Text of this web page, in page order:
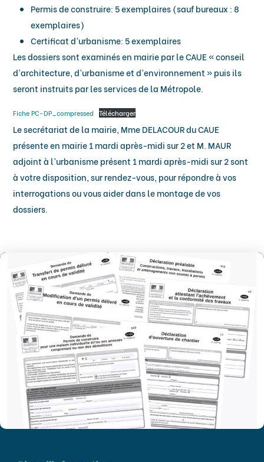
Permis de construire: 5 exemplaires (sauf bureaux : 8
exemplaires)
Certificat d’urbanisme: 5 exemplaires
Les dossiers sont examinés en mairie par le CAUE « conseil
d’architecture, d’urbanisme et d’environnement » puis ils
seront instruits par les services de la Métropole.
Fiche PC-DP_compressed Télécharger
Le secrétariat de la mairie, Mme DELACOUR du CAUE
présente en mairie 1 mardi après-midi sur 2 et M. MAUR
adjoint à l’urbanisme présent 1 mardi après-midi sur 2 sont
à votre disposition, sur rendez-vous, pour répondre à vos
interrogations ou vous aider dans le montage de vos
dossiers.